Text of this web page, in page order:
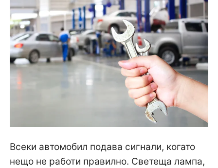
Всеки автомобил подава сигнали, когато
нещо не работи правилно. Светеща лампа,